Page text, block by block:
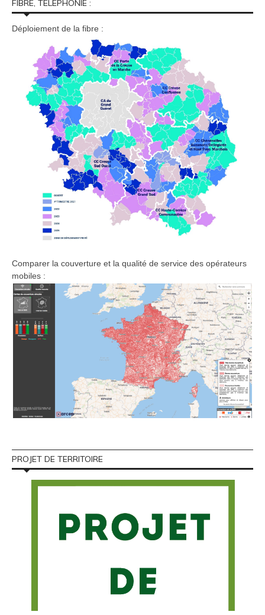
FIBRE, TÉLÉPHONIE :
Déploiement de la fibre :
Comparer la couverture et la qualité de service des opérateurs
mobiles :
PROJET DE TERRITOIRE